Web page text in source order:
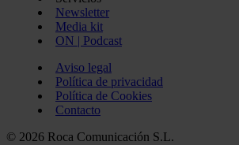
Newsletter
Media kit
ON | Podcast
Aviso legal
Política de privacidad
Política de Cookies
Contacto
© 2026 Roca Comunicación S.L.